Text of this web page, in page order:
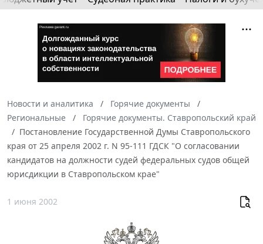
Новости и аналитика
Горячие документы
Региональные
Горячие документы. Ставропольский край
Постановление Государственной Думы Ставропольского
края от 25 апреля 2002 г. N 95-111 ГДСК "О согласовании
кандидатов на должности судей федеральных судов общей
юрисдикции в Ставропольском крае"
1 июня 2002